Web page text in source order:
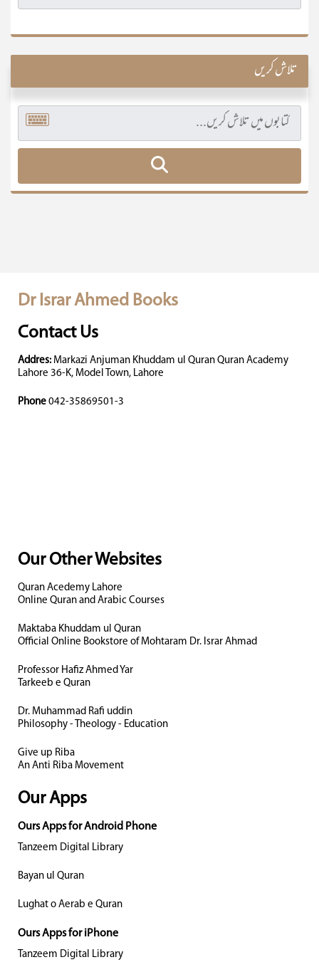
تلاش کریں
Dr Israr Ahmed Books
Contact Us
Addres: Markazi Anjuman Khuddam ul Quran Quran Academy
Lahore 36-K, Model Town, Lahore
Phone 042-35869501-3
Our Other Websites
Quran Acedemy Lahore
Online Quran and Arabic Courses
Maktaba Khuddam ul Quran
Official Online Bookstore of Mohtaram Dr. Israr Ahmad
Professor Hafiz Ahmed Yar
Tarkeeb e Quran
Dr. Muhammad Rafi uddin
Philosophy - Theology - Education
Give up Riba
An Anti Riba Movement
Our Apps
Ours Apps for Android Phone
Tanzeem Digital Library
Bayan ul Quran
Lughat o Aerab e Quran
Ours Apps for iPhone
Tanzeem Digital Library